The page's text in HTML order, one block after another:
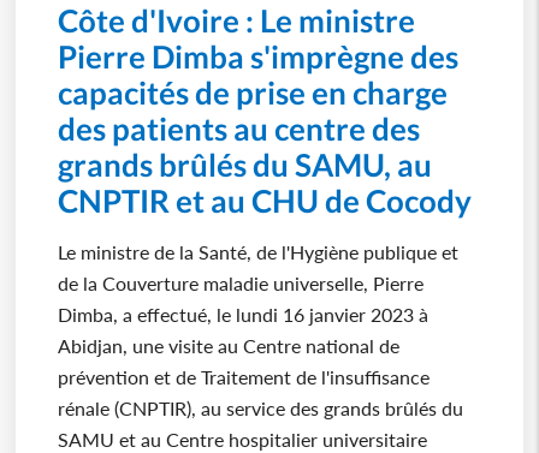
Côte d'Ivoire : Le ministre
Pierre Dimba s'imprègne des
capacités de prise en charge
des patients au centre des
grands brûlés du SAMU, au
CNPTIR et au CHU de Cocody
Le ministre de la Santé, de l'Hygiène publique et
de la Couverture maladie universelle, Pierre
Dimba, a effectué, le lundi 16 janvier 2023 à
Abidjan, une visite au Centre national de
prévention et de Traitement de l'insuffisance
rénale (CNPTIR), au service des grands brûlés du
SAMU et au Centre hospitalier universitaire